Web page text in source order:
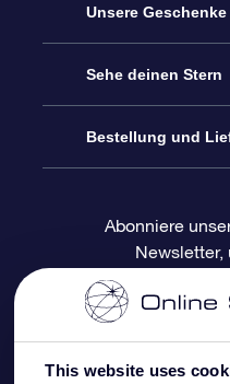
This website uses
Service
Kontakt
Blog
Bewertungen
Unsere Geschenke
Sterne schenken
OSR-
OSR-
Firmengeschenke
Sehe deinen Stern
Sternregister
Personalisierte
One Million Stars
OSR-Starsaver
Bestellung und
Versandinformationen
Abonniere
Newsletter,